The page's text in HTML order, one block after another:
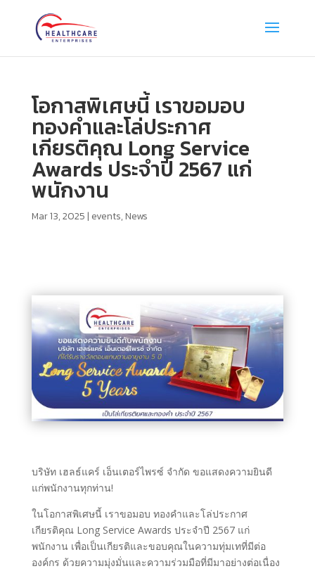
โอกาสพิเศษนี้ เราขอมอบ
ทองคำและโล่ประกาศ
เกียรติคุณ Long Service
Awards ประจำปี 2567 แก่
พนักงาน
Mar 13, 2025| events,News
บริษัท เฮลธ์แคร์ เอ็นเตอร์ไพรซ์ จำกัด ขอแสดงความยินดี
แก่พนักงานทุกท่าน!
ในโอกาสพิเศษนี้ เราขอมอบ ทองคำและโล่ประกาศ
เกียรติคุณ Long Service Awards ประจำปี 2567 แก่
พนักงาน เพื่อเป็นเกียรติและขอบคุณในความทุ่มเทที่มีต่อ
องค์กร ด้วยความมุ่งมั่นและความร่วมมือที่มีมาอย่างต่อเนื่อง